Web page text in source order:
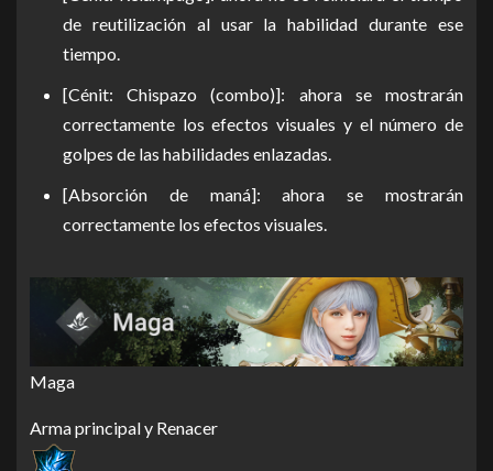
de reutilización al usar la habilidad durante ese
tiempo.
[Cénit: Chispazo (combo)]: ahora se mostrarán
correctamente los efectos visuales y el número de
golpes de las habilidades enlazadas.
[Absorción de maná]: ahora se mostrarán
correctamente los efectos visuales.
Maga
Arma principal y Renacer